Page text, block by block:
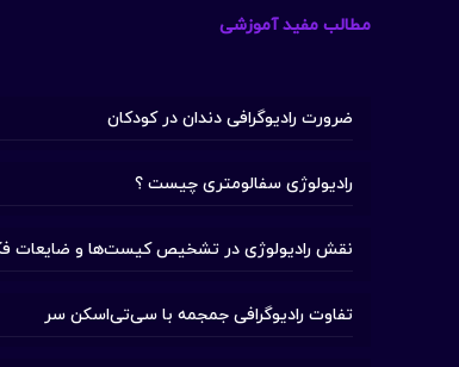
مطالب مفید آموزشی
ضرورت رادیوگرافی دندان در کودکان
رادیولوژی سفالومتری چیست ؟
نقش رادیولوژی در تشخیص کیست‌ها و ضایعات
تفاوت رادیوگرافی جمجمه با سی‌تی‌اسکن سر